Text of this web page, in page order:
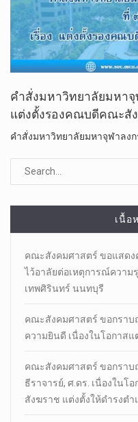
คำสั่ง​มหาวิทยาลัย​มหา​จุ
แต่งตั้ง​รองคณบดี​คณะ​สั
คำสั่ง​มหาวิทยาลัย​มหา​จุฬา​ลง​
เนื้อ
คณะสังคมศาสตร์ ขอแสดง
ไว้อาลัยต่อเหตุการณ์ความ
เทพศิรินทร์ นนทบุรี
คณะสังคมศาสตร์ ขอกราบ
ความยินดี เนื่องในโอกาสแ
คณะสังคมศาสตร์ ขอกราบ
ธีราจารย์, ศ.ดร. เนื่องในโ
สังฆราช แต่งตั้งให้ดำรงต